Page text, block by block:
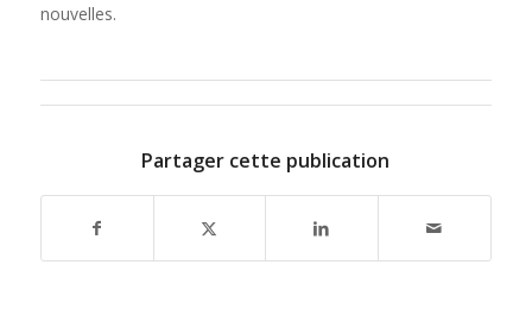
nouvelles.
Partager cette publication